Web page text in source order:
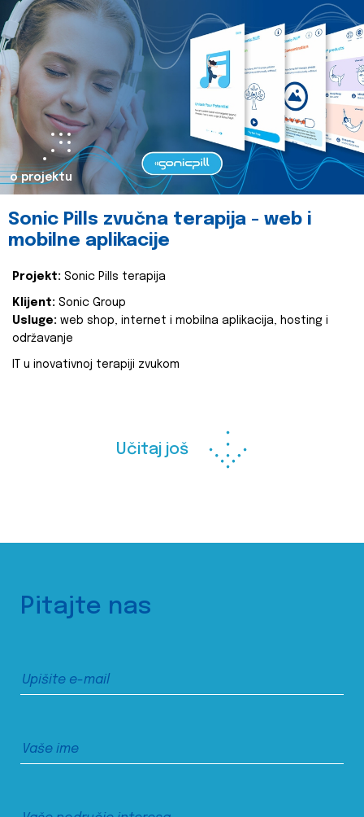
o projektu
Sonic Pills zvučna terapija - web i
mobilne aplikacije
Projekt: Sonic Pills terapija
Klijent: Sonic Group
Usluge: web shop, internet i mobilna aplikacija, hosting i
održavanje
IT u inovativnoj terapiji zvukom
Učitaj još
Pitajte nas